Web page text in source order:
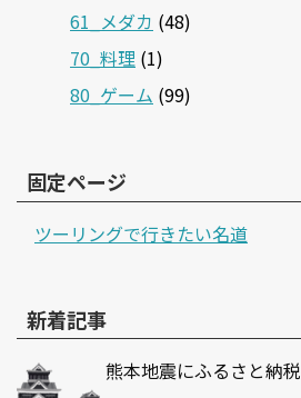
61_メダカ (48)
70_料理 (1)
80_ゲーム (99)
固定ページ
ツーリングで行きたい名道
新着記事
熊本地震にふるさと納税